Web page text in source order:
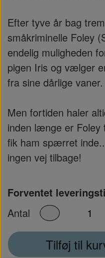
Efter tyve år bag
småkriminelle Foley
endelig muligheden
pigen Iris og vælger
fra sine dårlige vaner.
Men fortiden haler
inden længe er Foley
fik ham spærret
ingen vej tilbage!
Forventet
Antal
Tilføj til